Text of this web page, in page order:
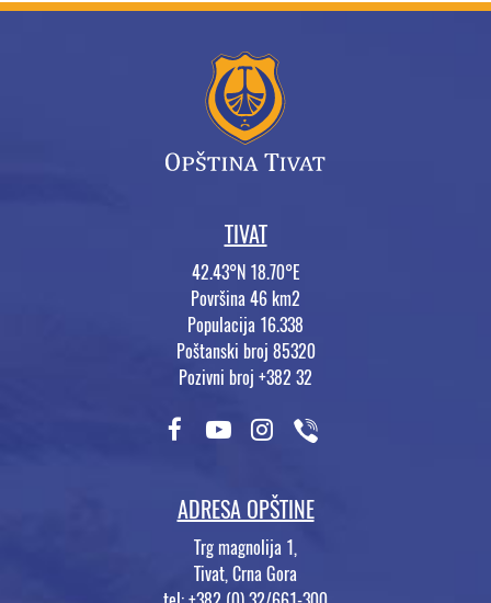
TIVAT
42.43°N 18.70°E
Površina 46 km2
Populacija 16.338
Poštanski broj 85320
Pozivni broj +382 32
ADRESA OPŠTINE
Trg magnolija 1,
Tivat, Crna Gora